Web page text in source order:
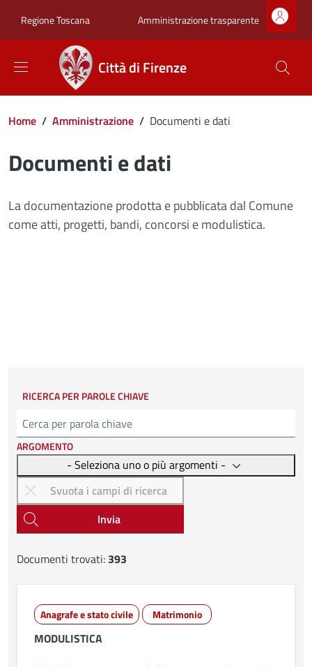
Regione Toscana Zona superiore
Amministrazione trasparente
Città di Firenze
Briciole di pane
Home / Amministrazione / Documenti e dati
Documenti e dati
La documentazione prodotta e pubblicata dal Comune
come atti, progetti, bandi, concorsi e modulistica.
RICERCA PER PAROLE CHIAVE
ARGOMENTO
- Seleziona uno o più argomenti -
Invia
Documenti trovati: 393
Anagrafe e stato civile Matrimonio
MODULISTICA